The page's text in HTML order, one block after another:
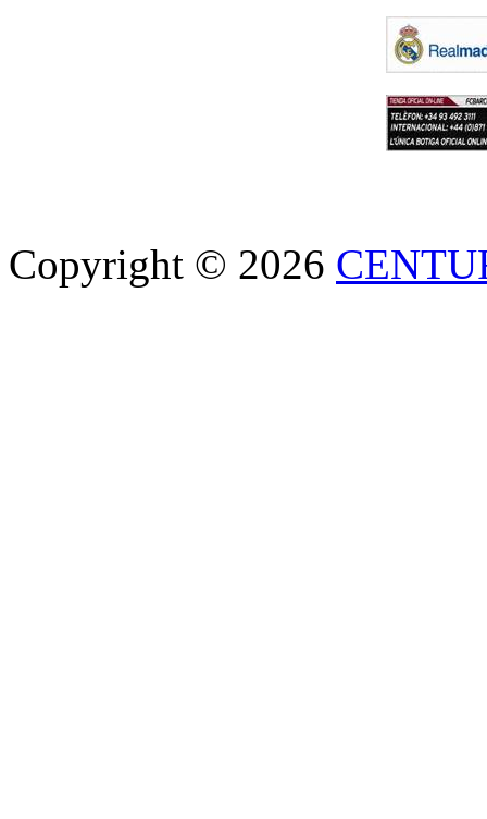
Copyright © 2026